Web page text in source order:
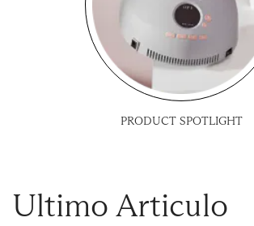
PRODUCT SPOTLIGHT
Ultimo Articulo